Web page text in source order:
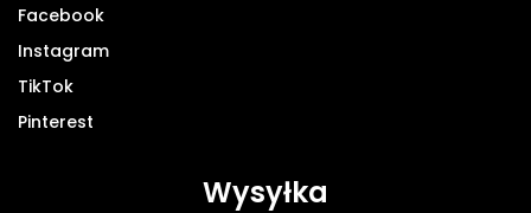
Facebook
Instagram
TikTok
Pinterest
Wysyłka